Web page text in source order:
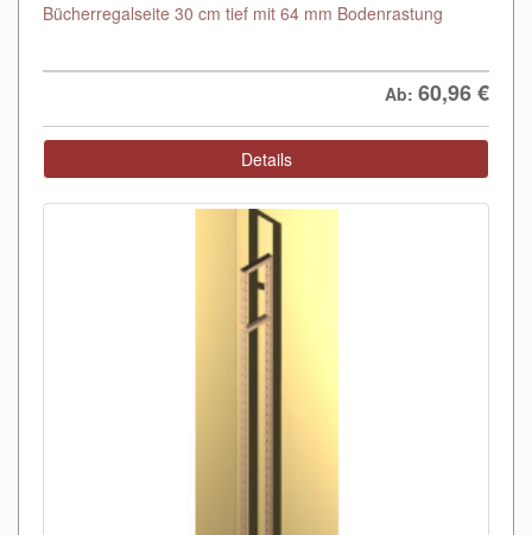
Bücherregalseite 30 cm tief mit 64 mm Bodenrastung
Ab: 60,96€
Details